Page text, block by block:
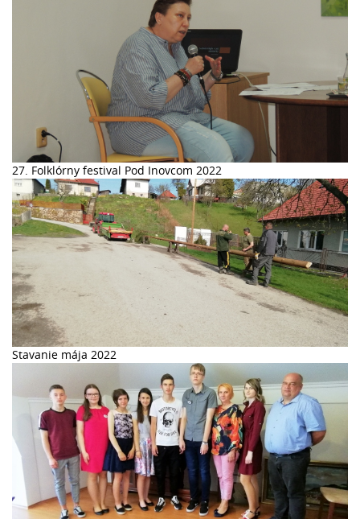
27. Folklórny festival Pod Inovcom 2022
Stavanie mája 2022